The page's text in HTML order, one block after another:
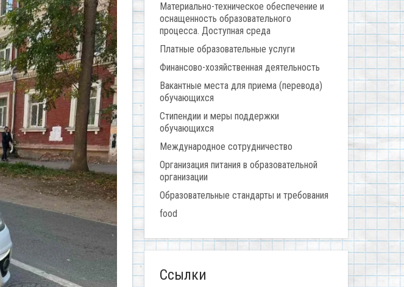
Материально-техническое обеспечение и
оснащенность образовательного
процесса. Доступная среда
Платные образовательные услуги
Финансово-хозяйственная деятельность
Вакантные места для приема (перевода)
обучающихся
Стипендии и меры поддержки
обучающихся
Международное сотрудничество
Организация питания в образовательной
организации
Образовательные стандарты и требования
food
Ссылки